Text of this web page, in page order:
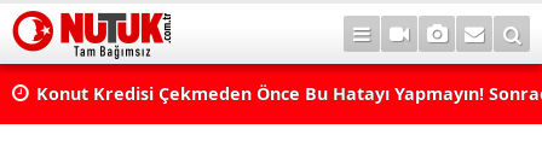
Konut Kredisi Çekmeden Önce Bu Hatayı Yapmayın!